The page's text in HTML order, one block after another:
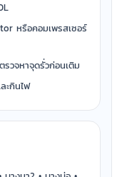
หรือคอมเพรสเซอร์
วจหาจุดรั่วก่อนเติม
ะกินไฟ